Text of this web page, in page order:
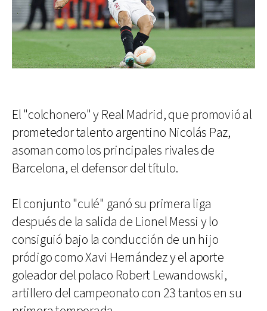
El "colchonero" y Real Madrid, que promovió al
prometedor talento argentino Nicolás Paz,
asoman como los principales rivales de
Barcelona, el defensor del título.
El conjunto "culé" ganó su primera liga
después de la salida de Lionel Messi y lo
consiguió bajo la conducción de un hijo
pródigo como Xavi Hernández y el aporte
goleador del polaco Robert Lewandowski,
artillero del campeonato con 23 tantos en su